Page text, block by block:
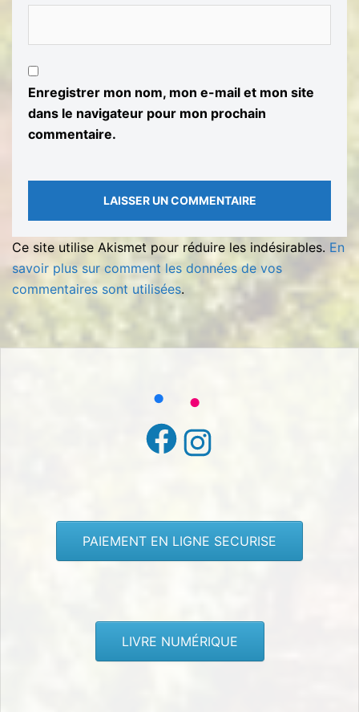
Enregistrer mon nom, mon e-mail et mon site
dans le navigateur pour mon prochain
commentaire.
Ce site utilise Akismet pour réduire les indésirables. En
savoir plus sur comment les données de vos
commentaires sont utilisées.
Facebook
Instagram
PAIEMENT EN LIGNE SECURISE
LIVRE NUMÉRIQUE